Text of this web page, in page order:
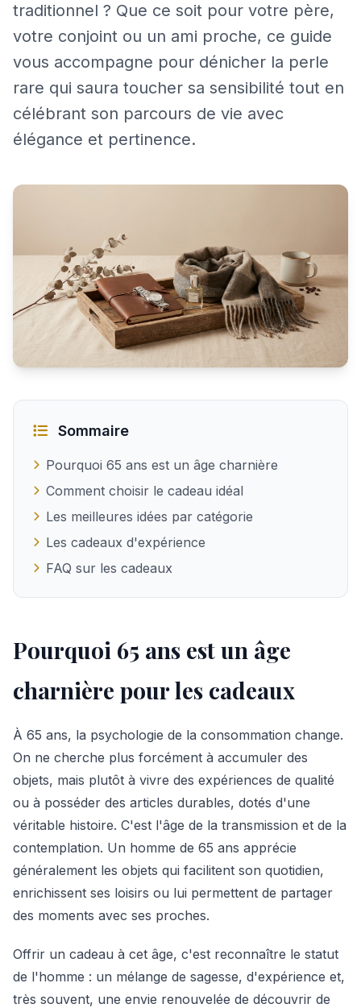
traditionnel ? Que ce soit pour votre père,
votre conjoint ou un ami proche, ce guide
vous accompagne pour dénicher la perle
rare qui saura toucher sa sensibilité tout en
célébrant son parcours de vie avec
élégance et pertinence.
Sommaire
Pourquoi 65 ans est un âge charnière
Comment choisir le cadeau idéal
Les meilleures idées par catégorie
Les cadeaux d'expérience
FAQ sur les cadeaux
Pourquoi 65 ans est un âge
charnière pour les cadeaux
À 65 ans, la psychologie de la consommation change.
On ne cherche plus forcément à accumuler des
objets, mais plutôt à vivre des expériences de qualité
ou à posséder des articles durables, dotés d'une
véritable histoire. C'est l'âge de la transmission et de la
contemplation. Un homme de 65 ans apprécie
généralement les objets qui facilitent son quotidien,
enrichissent ses loisirs ou lui permettent de partager
des moments avec ses proches.
Offrir un cadeau à cet âge, c'est reconnaître le statut
de l'homme : un mélange de sagesse, d'expérience et,
très souvent, une envie renouvelée de découvrir de